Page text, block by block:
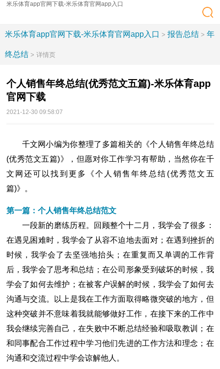
米乐体育app官网下载-米乐体育官网app入口
米乐体育app官网下载-米乐体育官网app入口 > 报告总结 > 年
终总结 > 详情页
个人销售年终总结(优秀范文五篇)-米乐体育app
官网下载
2021-12-30 09:58:07
千文网小编为你整理了多篇相关的《个人销售年终总结
(优秀范文五篇)》，但愿对你工作学习有帮助，当然你在千
文网还可以找到更多《个人销售年终总结(优秀范文五
篇)》。
第一篇：个人销售年终总结范文
一段新的磨练历程。回顾整个十二月，我学会了很多：
在遇见困难时，我学会了从容不迫地去面对；在遇到挫折的
时候，我学会了去坚强地抬头；在重复而又单调的工作背
后，我学会了思考和总结；在公司形象受到破坏的时候，我
学会了如何去维护；在被客户误解的时候，我学会了如何去
沟通与交流。以上是我在工作方面取得略微突破的地方，但
这种突破并不意味着我就能够做好工作，在接下来的工作中
我会继续完善自己，在失败中不断总结经验和吸取教训；在
和同事配合工作过程中学习他们先进的工作方法和理念；在
沟通和交流过程中学会谅解他人。